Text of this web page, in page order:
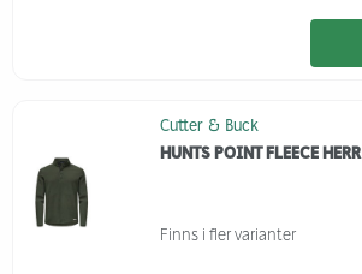
Cutter & Buck
HUNTS POINT FLEECE HERR
Finns i fler varianter